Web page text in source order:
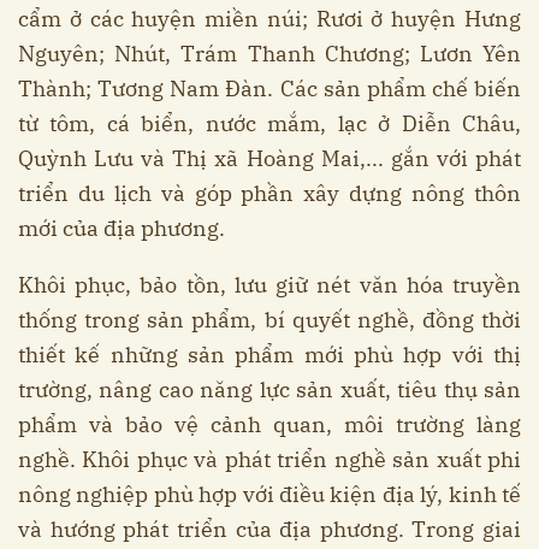
cẩm ở các huyện miền núi; Rươi ở huyện Hưng
Nguyên; Nhút, Trám Thanh Chương; Lươn Yên
Thành; Tương Nam Đàn. Các sản phẩm chế biến
từ tôm, cá biển, nước mắm, lạc ở Diễn Châu,
Quỳnh Lưu và Thị xã Hoàng Mai,... gắn với phát
triển du lịch và góp phần xây dựng nông thôn
mới của địa phương.
Khôi phục, bảo tồn, lưu giữ nét văn hóa truyền
thống trong sản phẩm, bí quyết nghề, đồng thời
thiết kế những sản phẩm mới phù hợp với thị
trường, nâng cao năng lực sản xuất, tiêu thụ sản
phẩm và bảo vệ cảnh quan, môi trường làng
nghề. Khôi phục và phát triển nghề sản xuất phi
nông nghiệp phù hợp với điều kiện địa lý, kinh tế
và hướng phát triển của địa phương. Trong giai